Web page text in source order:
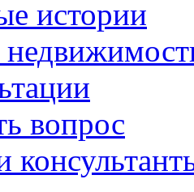
истории
вопрос